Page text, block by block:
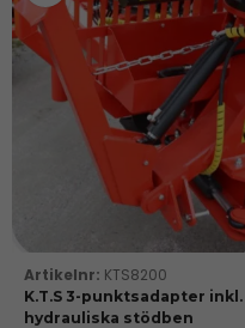
KTS8200
K.T.S 3-punktsadapter inkl.
hydrauliska stödben